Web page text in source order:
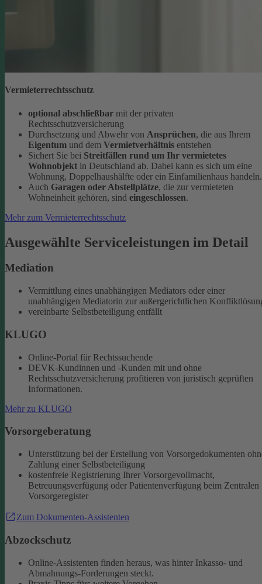
Vermieterrechtsschutz
optional abschließbar mit der privaten
Rechtsschutzversicherung
Durchsetzung und Abwehr von Ansprüchen, die aus Ihrem
Eigentum und dem Vermietverhältnis entstehen
Sichert Sie bei Streitfällen rund um Ihr vermietetes
Wohnobjekt in Deutschland ab. Dabei kann es sich um eine
Wohnung, Doppelhaushälfte oder ein Einfamilienhaus handeln.
Auch Garagen oder Abstellplätze, die zur vermieteten
Wohneinheit gehören, sind eingeschlossen.
Mehr zum Vermieterrechtsschutz
Ausgewählte Serviceleistungen im Detail
Mediation
Vermittlung eines unabhängigen Mediators oder einer
unabhängigen Mediatorin zur außergerichtlichen
vereinbarte Selbstbeteiligung entfällt
KLUGO
Online-Portal für Rechtssuchende
DEVK-Kundinnen und -Kunden mit und ohne
Rechtsschutzversicherung profitieren von juristisch geprüften
Informationen.
Mehr zu KLUGO
Vorsorgeberatung
Unterstützung bei der Erstellung von Vorsorgedokumenten
Zahlung einer Selbstbeteiligung
kostenfreie Registrierung Ihrer Vorsorgevollmacht,
Betreuungsverfügung oder Patientenverfügung beim Zentralen
Vorsorgeregister
Zum Dokumenten-Assistenten
Abzockschutz
Online-Assistenten finden heraus, was hinter Inkasso- und
Abmahnungs-Forderungen steckt.